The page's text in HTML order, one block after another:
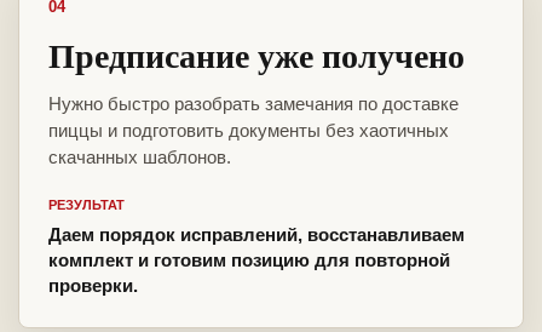
04
Предписание уже получено
Нужно быстро разобрать замечания по доставке
пиццы и подготовить документы без хаотичных
скачанных шаблонов.
РЕЗУЛЬТАТ
Даем порядок исправлений, восстанавливаем
комплект и готовим позицию для повторной
проверки.